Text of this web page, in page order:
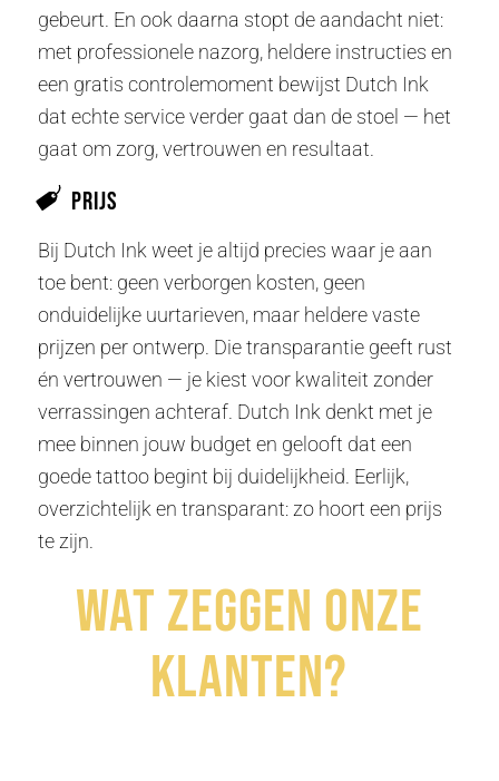
gebeurt. En ook daarna stopt de aandacht niet:
met professionele nazorg, heldere instructies en
een gratis controlemoment bewijst Dutch Ink
dat echte service verder gaat dan de stoel — het
gaat om zorg, vertrouwen en resultaat.
Prijs
Bij Dutch Ink weet je altijd precies waar je aan
toe bent: geen verborgen kosten, geen
onduidelijke uurtarieven, maar heldere vaste
prijzen per ontwerp. Die transparantie geeft rust
én vertrouwen — je kiest voor kwaliteit zonder
verrassingen achteraf. Dutch Ink denkt met je
mee binnen jouw budget en gelooft dat een
goede tattoo begint bij duidelijkheid. Eerlijk,
overzichtelijk en transparant: zo hoort een prijs
te zijn.
Wat zeggen onze
klanten?